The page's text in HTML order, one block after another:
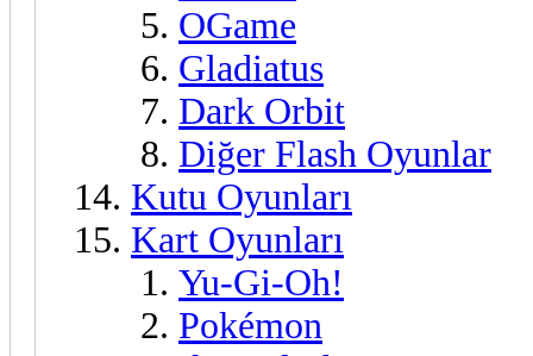
OGame
Gladiatus
Dark Orbit
Diğer Flash Oyunlar
Kutu Oyunları
Kart Oyunları
Yu-Gi-Oh!
Pokémon